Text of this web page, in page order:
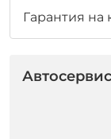
Гарантия на